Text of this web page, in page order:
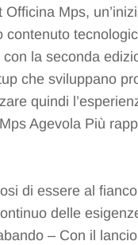
Mps,
contenuto
la seconda
che sviluppano
quindi
Agevola Più
di essere al
delle
– Con il